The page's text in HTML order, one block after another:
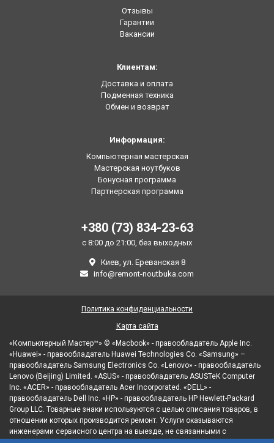
Отзывы
Гарантии
Вакансии
Клиентам:
Доставка и оплата
Подменная техника
Обмен и возврат
Информация:
Компьютерная мастерская
Мастерская ноутбуков
Бонусная программа
Партнерская программа
+380 (73) 834-23-63
с 8:00 до 21:00, без выходных
Киев, ул. Ереванская 8
info@remont-noutbuka.com
«Компьютерный Мастер™» © «Macbook» - правообладатель Apple Inc.
«Huawei» - правообладатель Huawei Technologies Co. «Samsung» –
правообладатель Samsung Electronics Co. «Lenovo» - правообладатель
Lenovo (Beijing) Limited. «ASUS» - правообладатель ASUSTeK Computer
Inc. «ACER» - правообладатель Acer Incorporated. «DELL» -
правообладатель Dell Inc. «HP» - правообладатель HP Hewlett-Packard
Group LLC. Товарные знаки используются с целью описания товаров, в
отношении которых производится ремонт. Услуги оказываются
инженерами сервисного центра на выезде, не связанными с
Политика конфиденциальности
Карта сайта